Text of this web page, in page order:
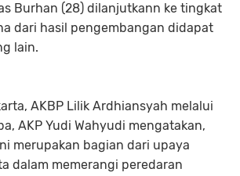
Burhan (28) dilanjutkann ke tingkat
dari hasil pengembangan didapat
lain.
AKBP Lilik Ardhiansyah melalui
AKP Yudi Wahyudi mengatakan,
merupakan bagian dari upaya
dalam memerangi peredaran